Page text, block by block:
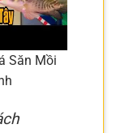
Săn Mồi